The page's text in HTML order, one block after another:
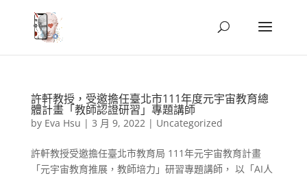
許軒教授，受邀擔任臺北市111年度元宇宙教育總
體計畫「教師認證研習」專題講師
by Eva Hsu | 3 月 9, 2022| Uncategorized
許軒教授受邀擔任臺北市教育局 111年元宇宙教育計畫
「元宇宙教育推展，教師培⼒」研習專題講師， 以「AI⼈